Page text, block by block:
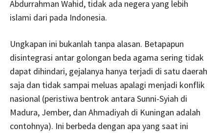
Abdurrahman Wahid, tidak ada negera yang lebih
islami dari pada Indonesia.
Ungkapan ini bukanlah tanpa alasan. Betapapun
disintegrasi antar golongan beda agama sering tidak
dapat dihindari, gejalanya hanya terjadi di satu daerah
saja dan tidak sampai meluas apalagi menjadi konflik
nasional (peristiwa bentrok antara Sunni-Syiah di
Madura, Jember, dan Ahmadiyah di Kuningan adalah
contohnya). Ini berbeda dengan apa yang saat ini